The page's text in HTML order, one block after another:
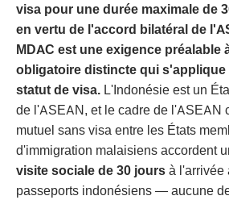
visa pour une durée maximale de
en vertu de l'accord bilatéral de
MDAC est une exigence préalable
obligatoire distincte qui s'applique
statut de visa. L'Indonésie est un
de l'ASEAN, et le cadre de l'ASEAN
mutuel sans visa entre les États
d'immigration malaisiens accordent
visite sociale de 30 joursà l'arrivée
passeports indonésiens — aucune